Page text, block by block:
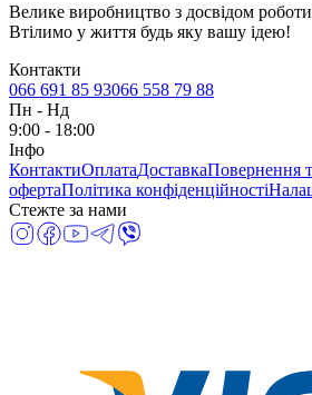
Велике виробництво з досвідом
Втілимо у життя будь яку вашу ідею!
Контакти
066 691 85 93066 558 79 88
Пн - Нд
9:00 - 18:00
Інфо
КонтактиОплатаДоставкаПовернення
офертаПолітика конфіденційності
Стежте за нами